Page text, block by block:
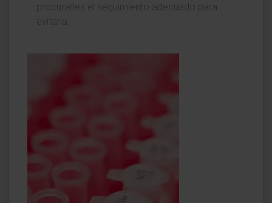
procurarles el seguimiento adecuado para
evitarla.